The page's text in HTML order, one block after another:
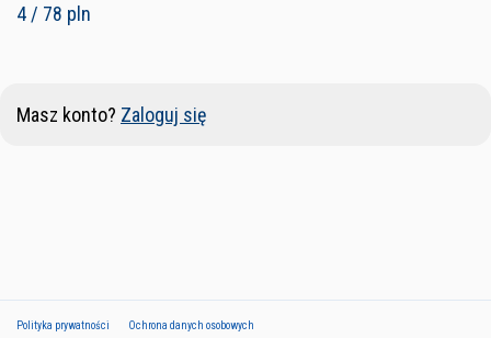
4 / 78 pln
Masz konto? Zaloguj się
Polityka prywatności Ochrona danych osobowych